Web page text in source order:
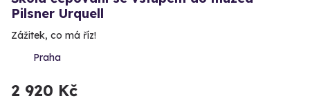
Pilsner Urquell
Zážitek, co má říz!
Praha
2 920 Kč